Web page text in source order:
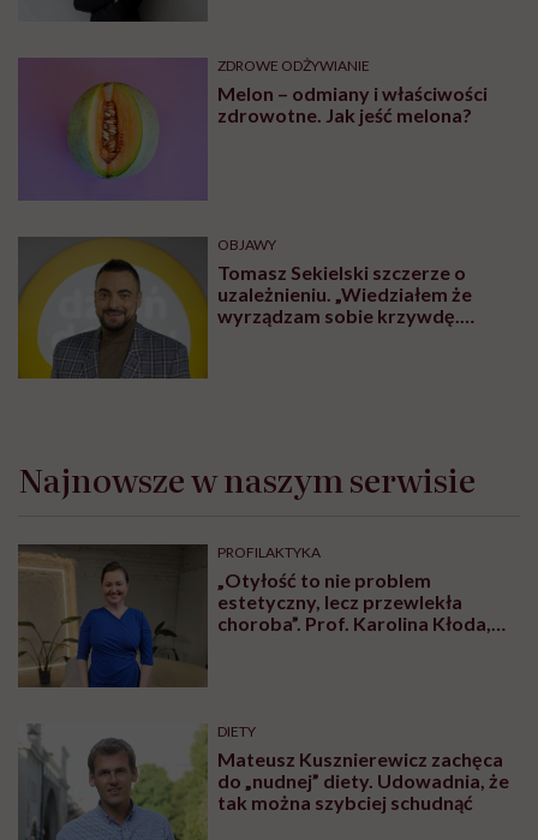
ZDROWE ODŻYWIANIE
Melon – odmiany i właściwości
zdrowotne. Jak jeść melona?
OBJAWY
Tomasz Sekielski szczerze o
uzależnieniu. „Wiedziałem że
wyrządzam sobie krzywdę.
Najnowsze w naszym serwisie
PROFILAKTYKA
„Otyłość to nie problem
estetyczny, lecz przewlekła
choroba”. Prof. Karolina Kłoda,
DIETY
Mateusz Kusznierewicz zachęca
do „nudnej” diety. Udowadnia, że
tak można szybciej schudnąć